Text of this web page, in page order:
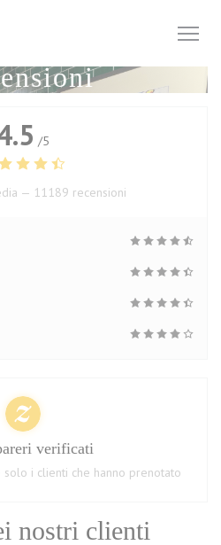
nostri clienti
/5
— 11189 recensioni
verificati
i clienti che hanno prenotato